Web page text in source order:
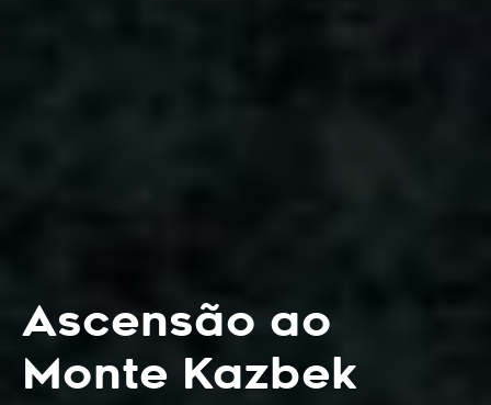
Ascensão ao
Monte Kazbek